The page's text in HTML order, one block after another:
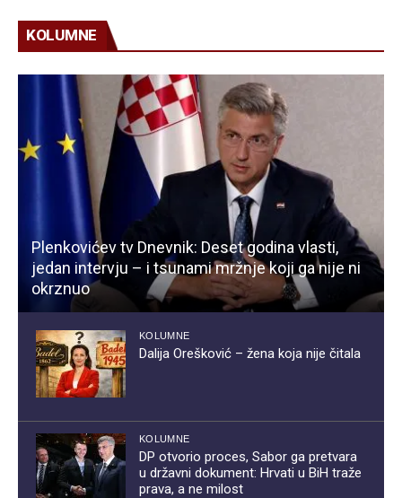
KOLUMNE
Plenkovićev tv Dnevnik: Deset godina vlasti,
jedan intervju – i tsunami mržnje koji ga nije ni
okrznuo
KOLUMNE
Dalija Orešković – žena koja nije čitala
KOLUMNE
DP otvorio proces, Sabor ga pretvara
u državni dokument: Hrvati u BiH traže
prava, a ne milost